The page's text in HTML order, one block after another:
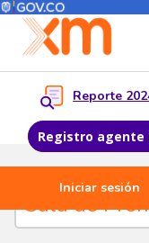
Pasar al contenido
Menú del Usuario
Reporte
Registro
Iniciar sesión
Sala de Prensa
Sala de